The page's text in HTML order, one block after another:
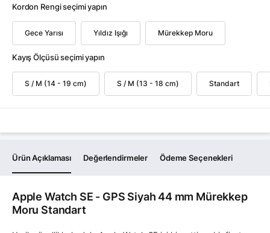
Kordon Rengi seçimi yapın
Gece Yarısı Yıldız Işığı Mürekkep Moru
Kayış Ölçüsü seçimi yapın
S / M (14 - 19 cm) S / M (13 - 18 cm) Standart
Ürün Açıklaması Değerlendirmeler Ödeme Seçenekleri
Apple Watch SE - GPS Siyah 44 mm Mürekkep
Moru Standart